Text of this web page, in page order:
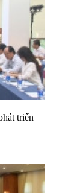
triển